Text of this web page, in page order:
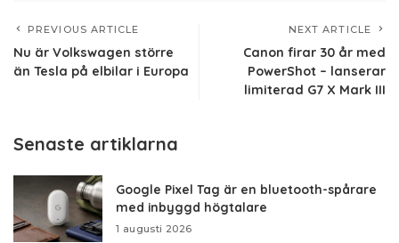
PREVIOUS ARTICLE
Nu är Volkswagen större
än Tesla på elbilar i Europa
NEXT ARTICLE
Canon firar 30 år med
PowerShot – lanserar
limiterad G7 X Mark III
Senaste artiklarna
Google Pixel Tag är en bluetooth-spårare
med inbyggd högtalare
1 augusti 2026